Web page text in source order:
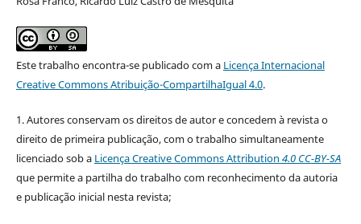
Este trabalho encontra-se publicado com a Licença Internacional
Creative Commons Atribuição-CompartilhaIgual 4.0.
1. Autores conservam os direitos de autor e concedem à revista o
direito de primeira publicação, com o trabalho simultaneamente
licenciado sob a Licença Creative Commons Attribution 4.0 CC-BY-SA
que permite a partilha do trabalho com reconhecimento da autoria
e publicação inicial nesta revista;